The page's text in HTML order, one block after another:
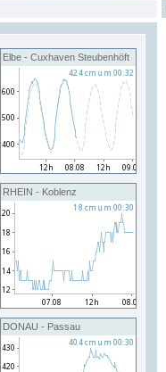
Elbe - Cuxhaven Steubenhöft
RHEIN - Koblenz
DONAU - Passau